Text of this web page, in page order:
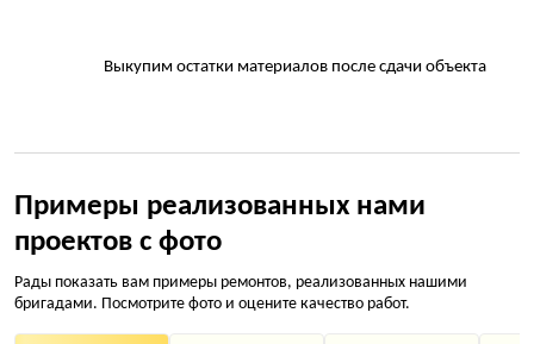
Выкупим остатки материалов после сдачи объекта
Примеры реализованных нами
проектов с фото
Рады показать вам примеры ремонтов, реализованных нашими
бригадами. Посмотрите фото и оцените качество работ.